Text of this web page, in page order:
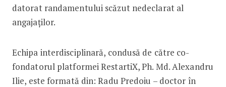
datorat randamentului scăzut nedeclarat al
angajaților.
Echipa interdisciplinară, condusă de către co-
fondatorul platformei RestartiX, Ph. Md. Alexandru
Ilie, este formată din: Radu Predoiu – doctor în